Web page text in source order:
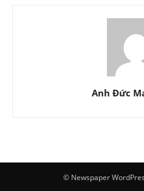
© Newspaper